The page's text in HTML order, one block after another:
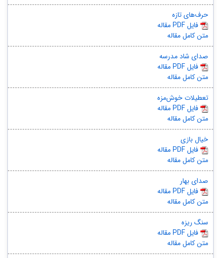
حرف‌های تازه
مقاله PDF فایل
متن کامل مقاله
صدای شاد مدرسه
مقاله PDF فایل
متن کامل مقاله
تعطیلات خوش‌مزه
مقاله PDF فایل
متن کامل مقاله
خیال بازی
مقاله PDF فایل
متن کامل مقاله
صدای بهار
مقاله PDF فایل
متن کامل مقاله
سنگ ریزه
مقاله PDF فایل
متن کامل مقاله